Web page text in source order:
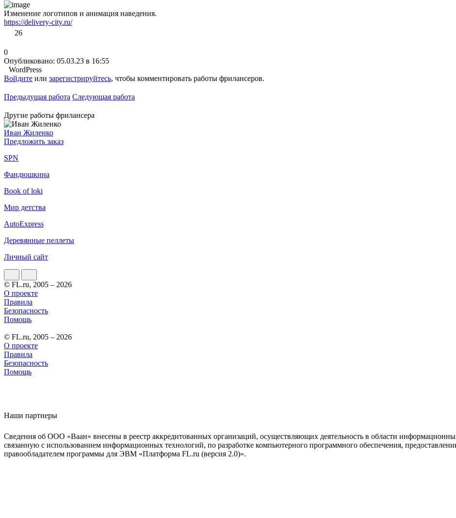
Изменение логотипов и анимация наведения.
https://delivery-city.ru/
26
0
Опубликовано: 05.03.23 в 16:55
WordPress
Войдите или зарегистрируйтесь, чтобы комментировать работы фрилансеров.
Предыдущая работа Следующая работа
Другие работы фрилансера
Иван Жиленко
Предложить заказ
SPN
Фандюшкина
Book of loki
Мир детства
AutoExpress
Деревянные пеллеты
Личный сайт
© FL.ru, 2005 – 2026
О проекте
Правила
Безопасность
Помощь
© FL.ru, 2005 – 2026
О проекте
Правила
Безопасность
Помощь
Наши партнеры
Сведения об ООО «Ваан» внесены в реестр аккредитованных организаций, осуществляющих деятельность в области
связанную с использованием информационных технологий, по разработке компьютерного программного обеспечения,
правообладателем программы для ЭВМ «Платформа FL.ru (версия 2.0)».